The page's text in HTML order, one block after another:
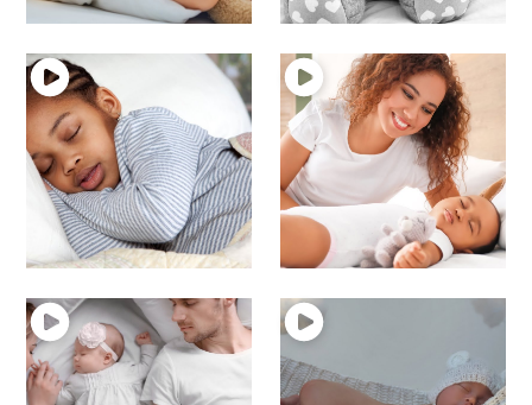
sommeil de bébé sommeil de bébé
10 – Sommeil –
Conseils de 1 à 3 ans
sommeil de bébé
9 – Le sommeil de 1 à
3 ans
sommeil de bébé